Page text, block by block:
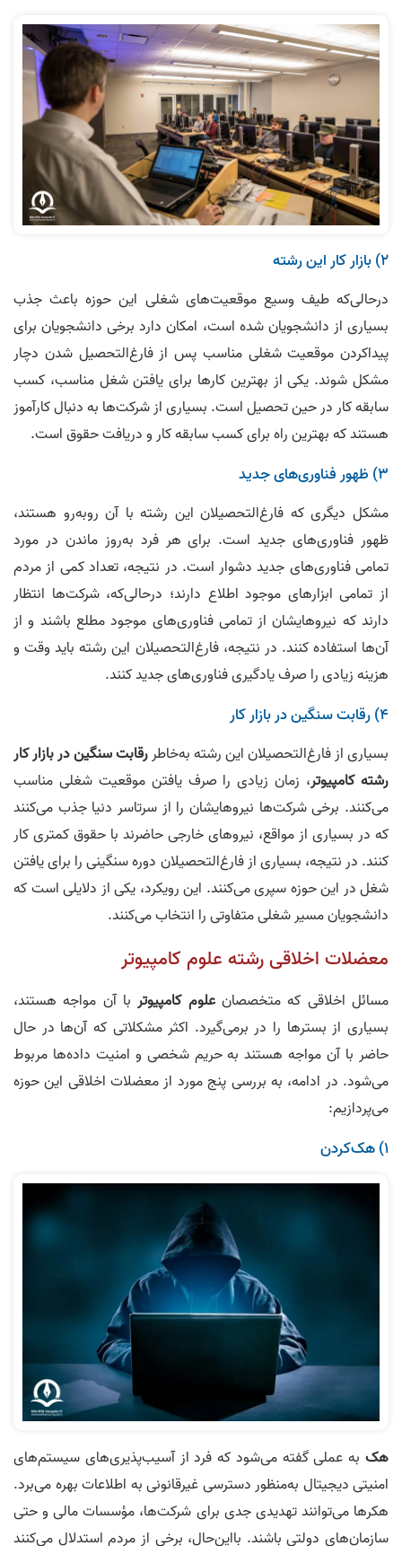
۲) بازار کار این رشته
درحالی‌که طیف وسیع موقعیت‌های شغلی این حوزه باعث جذب
بسیاری از دانشجویان شده است، امکان دارد برخی دانشجویان برای
پیداکردن موقعیت شغلی مناسب پس از فارغ‌التحصیل شدن دچار
مشکل شوند. یکی از بهترین کارها برای یافتن شغل مناسب، کسب
سابقه کار در حین تحصیل است. بسیاری از شرکت‌ها به دنبال کارآموز
هستند که بهترین راه برای کسب سابقه کار و دریافت حقوق است.
۳) ظهور فناوری‌های جدید
مشکل دیگری که فارغ‌التحصیلان این رشته با آن روبه‌رو هستند،
ظهور فناوری‌های جدید است. برای هر فرد به‌روز ماندن در مورد
تمامی فناوری‌های جدید دشوار است. در نتیجه، تعداد کمی از مردم
از تمامی ابزارهای موجود اطلاع دارند؛ درحالی‌که، شرکت‌ها انتظار
دارند که نیروهایشان از تمامی فناوری‌های موجود مطلع باشند و از
آن‌ها استفاده کنند. در نتیجه، فارغ‌التحصیلان این رشته باید وقت و
هزینه زیادی را صرف یادگیری فناوری‌های جدید کنند.
۴) رقابت سنگین در بازار کار
بسیاری از فارغ‌التحصیلان این رشته به‌خاطررقابت سنگین در بازار کار
رشته کامپیوتر، زمان زیادی را صرف یافتن موقعیت شغلی مناسب
می‌کنند. برخی شرکت‌ها نیروهایشان را از سرتاسر دنیا جذب می‌کنند
که در بسیاری از مواقع، نیروهای خارجی حاضرند با حقوق کمتری کار
کنند. در نتیجه، بسیاری از فارغ‌التحصیلان دوره سنگینی را برای یافتن
شغل در این حوزه سپری می‌کنند. این رویکرد، یکی از دلایلی است که
دانشجویان مسیر شغلی متفاوتی را انتخاب می‌کنند.
معضلات اخلاقی رشته علوم کامپیوتر
مسائل اخلاقی که متخصصانعلوم کامپیوتربا آن مواجه هستند،
بسیاری از بسترها را در برمی‌گیرد. اکثر مشکلاتی که آن‌ها در حال
حاضر با آن مواجه هستند به حریم شخصی و امنیت داده‌ها مربوط
می‌شود. در ادامه، به بررسی پنج مورد از معضلات اخلاقی این حوزه
می‌پردازیم:
۱) هک‌کردن
هک به عملی گفته می‌شود که فرد از آسیب‌پذیری‌های سیستم‌های
امنیتی دیجیتال به‌منظور دسترسی غیرقانونی به اطلاعات بهره می‌برد.
هکرها می‌توانند تهدیدی جدی برای شرکت‌ها، مؤسسات مالی و حتی
سازمان‌های دولتی باشند. بااین‌حال، برخی از مردم استدلال می‌کنند